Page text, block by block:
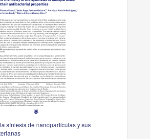
síntesis de nanopartículas y sus